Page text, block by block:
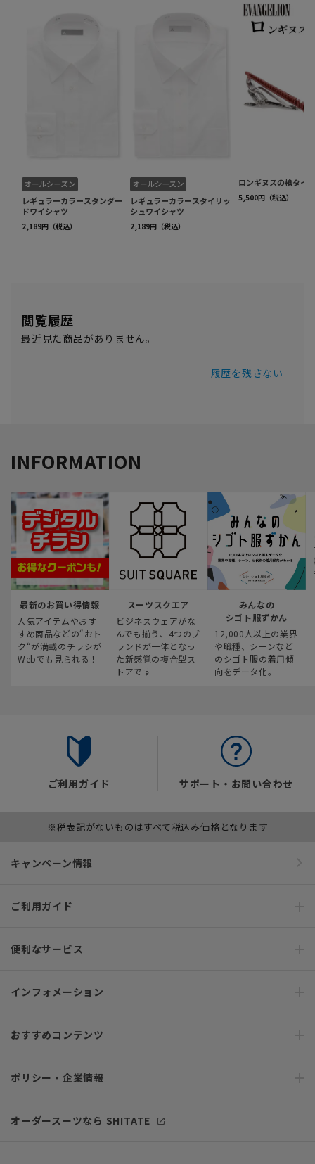
閲覧履歴
最近見た商品がありません。
履歴を残さない
INFORMATION
最新のお買い得情報
人気アイテムやおす
すめ商品などの“おト
ク“が満載のチラシが
Webでも見られる！
スーツスクエア
ビジネスウェアがな
んでも揃う、4つのブ
ランドが一体となっ
た新感覚の複合型ス
トアです
みんなの
シゴト服ずかん
12,000人以上の業界
や職種、シーンなど
のシゴト服の着用傾
向をデータ化。
ご利用ガイド サポート・お問い合わせ
※税表記がないものはすべて税込み価格となります
キャンペーン情報
ご利用ガイド
便利なサービス
インフォメーション
おすすめコンテンツ
ポリシー・企業情報
オーダースーツなら SHITATE